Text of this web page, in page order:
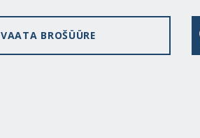
VAATA BROŠÜÜRE